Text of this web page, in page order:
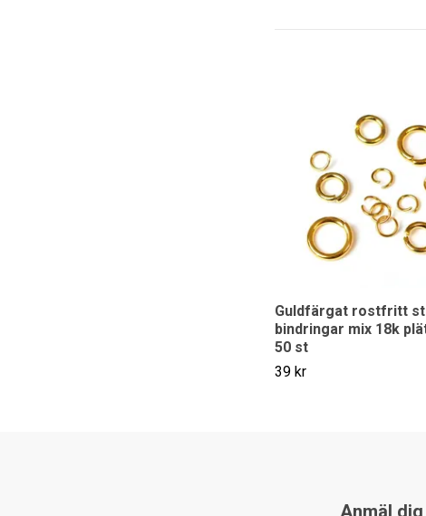
Guldfärgat rostfritt
bindringar mix 18k
50 st
39 kr